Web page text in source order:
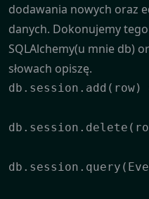
dodawania nowych oraz
danych. Dokonujemy
SQLAlchemy(u mnie db)
słowach opiszę.
db.session.add(row)